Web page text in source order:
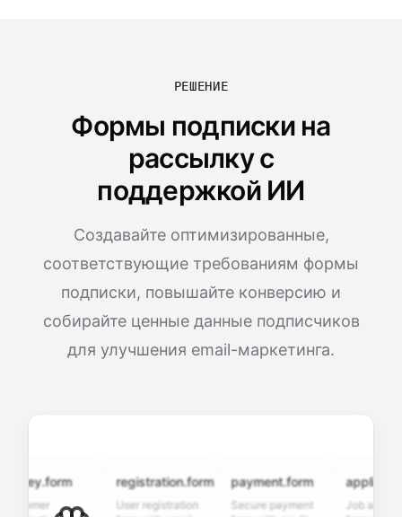
РЕШЕНИЕ
Формы подписки на
рассылку с
поддержкой ИИ
Создавайте оптимизированные,
соответствующие требованиям формы
подписки, повышайте конверсию и
собирайте ценные данные подписчиков
для улучшения email-маркетинга.
registration.form
User registration
payment.form
Secure payment
Job application